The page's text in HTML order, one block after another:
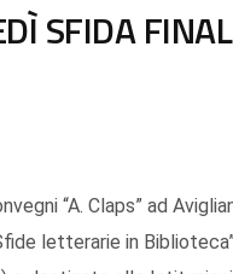
SFIDA
“A. Claps” ad
letterarie in